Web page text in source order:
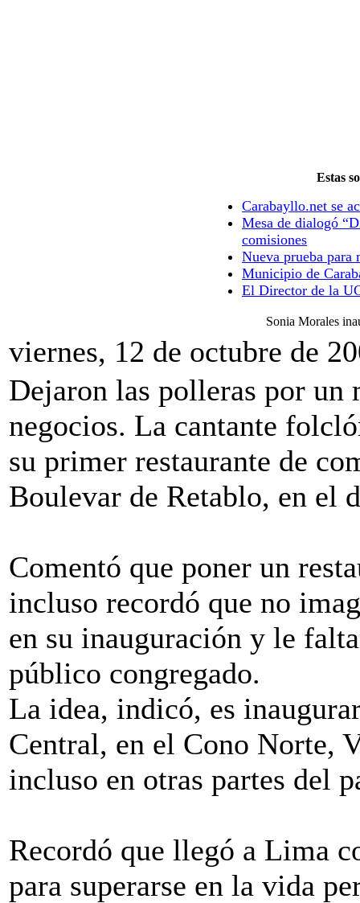
Estas
Carabayllo.net se
Mesa de dialogó
comisiones
Nueva prueba para
Municipio de
El Director de la
Sonia Morales
viernes, 12 de octubre de
Dejaron las polleras por un
negocios. La cantante
su primer restaurante de
Boulevar de Retablo, en el
Comentó que poner un
incluso recordó que no
en su inauguración y le
público congregado.
La idea, indicó, es
Central, en el Cono Norte,
incluso en otras partes del
Recordó que llegó a Lima
para superarse en la vida